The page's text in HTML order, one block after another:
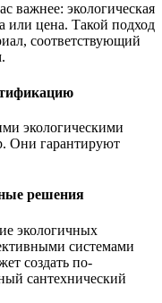
важнее: экологическая
или цена. Такой подход
соответствующий
экологическими
Они гарантируют
решения
экологичных
системами
создать по-
сантехнический